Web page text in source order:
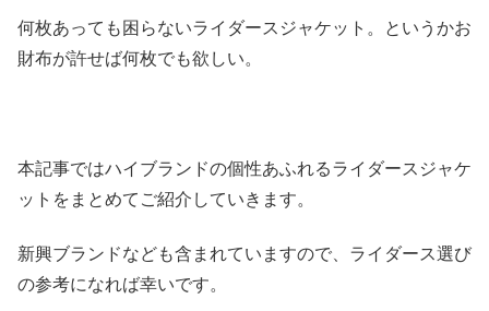
何枚あっても困らないライダースジャケット。というかお
財布が許せば何枚でも欲しい。
本記事ではハイブランドの個性あふれるライダースジャケ
ットをまとめてご紹介していきます。
新興ブランドなども含まれていますので、ライダース選び
の参考になれば幸いです。